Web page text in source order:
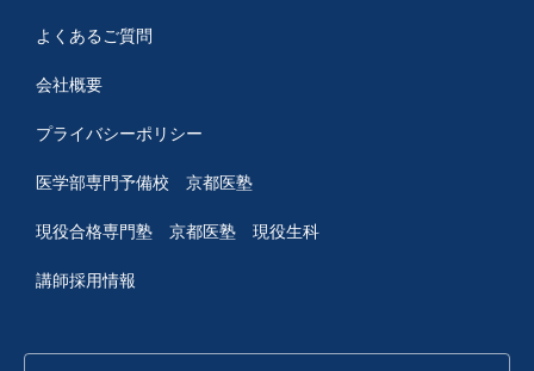
よくあるご質問
会社概要
プライバシーポリシー
医学部専門予備校 京都医塾
現役合格専門塾 京都医塾 現役生科
講師採用情報